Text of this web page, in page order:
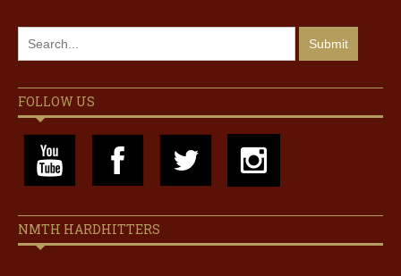
FOLLOW US
NMTH HARDHITTERS